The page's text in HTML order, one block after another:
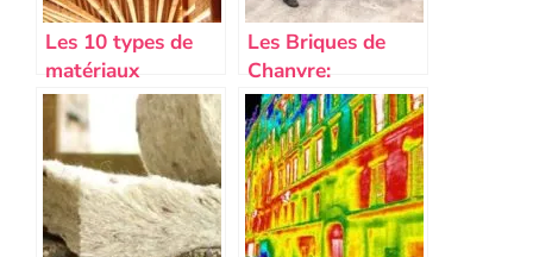
Les 10 types de
matériaux
écologiques pour
une construction
durable
Les Briques de
Chanvre:
avantages,
inconvénients, prix
et pose